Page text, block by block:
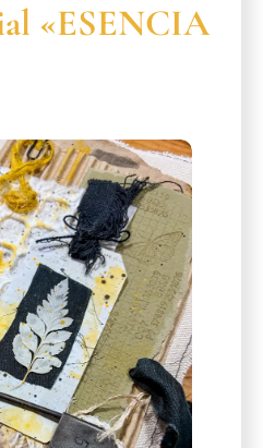
«ESENCIA